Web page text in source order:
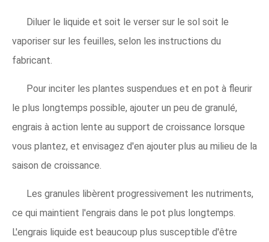
Diluer le liquide et soit le verser sur le sol soit le
vaporiser sur les feuilles, selon les instructions du
fabricant.
Pour inciter les plantes suspendues et en pot à fleurir
le plus longtemps possible, ajouter un peu de granulé,
engrais à action lente au support de croissance lorsque
vous plantez, et envisagez d'en ajouter plus au milieu de la
saison de croissance.
Les granules libèrent progressivement les nutriments,
ce qui maintient l'engrais dans le pot plus longtemps.
L'engrais liquide est beaucoup plus susceptible d'être